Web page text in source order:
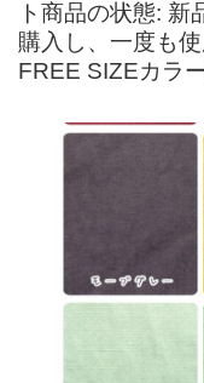
ト商品の状態:
購入し、一度も
FREE SIZEカラ